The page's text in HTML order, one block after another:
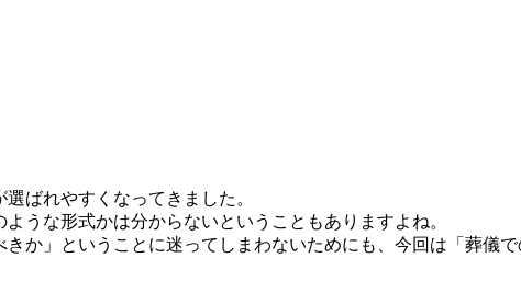
ばれやすくなってきました。
うな形式かは分からないということもありますよね。
か」ということに迷ってしまわないためにも、今回は「葬儀